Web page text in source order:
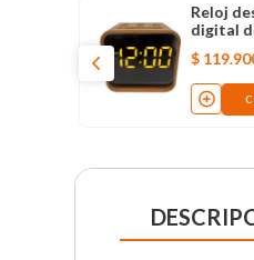
Reloj
digital
altavoz
$ 119.